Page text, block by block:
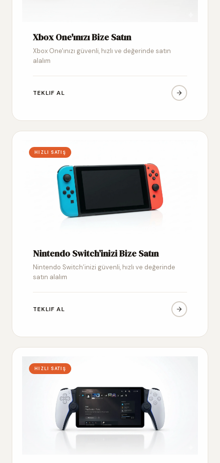
Xbox One'ınızı Bize Satın
Xbox One'ınızı güvenli, hızlı ve değerinde satın
alalım
TEKLIF AL
HIZLI SATIŞ
Nintendo Switch’inizi Bize Satın
Nintendo Switch’inizi güvenli, hızlı ve değerinde
satın alalım
TEKLIF AL
HIZLI SATIŞ